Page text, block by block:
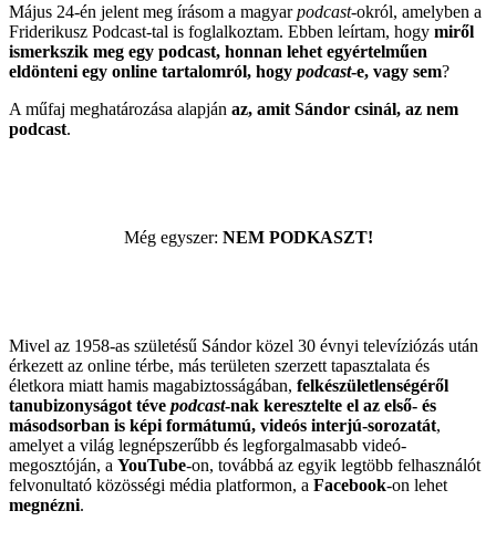
Május 24-én jelent meg írásom a magyarpodcast-okról, amelyben a
Friderikusz Podcast-tal is foglalkoztam. Ebben leírtam, hogy miről
ismerkszik meg egy podcast, honnan lehet egyértelműen
eldönteni egy online tartalomról, hogy podcast-e, vagy sem?
A műfaj meghatározása alapján az, amit Sándor csinál, az nem
podcast.
Még egyszer: NEM PODKASZT!
Mivel az 1958-as születésű Sándor közel 30 évnyi televíziózás után
érkezett az online térbe, más területen szerzett tapasztalata és
életkora miatt hamis magabiztosságában, felkészületlenségéről
tanubizonyságot téve podcast-nak keresztelte el az első- és
másodsorban is képi formátumú, videós interjú-sorozatát,
amelyet a világ legnépszerűbb és legforgalmasabb videó-
megosztóján, a YouTube-on, továbbá az egyik legtöbb felhasználót
felvonultató közösségi média platformon, a Facebook-on lehet
megnézni.